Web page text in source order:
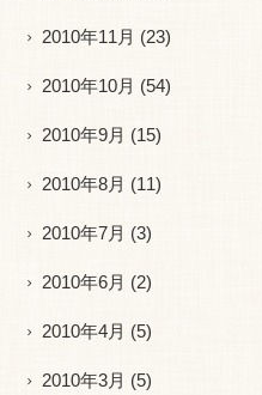
2010年11月 (23)
2010年10月 (54)
2010年9月 (15)
2010年8月 (11)
2010年7月 (3)
2010年6月 (2)
2010年4月 (5)
2010年3月 (5)